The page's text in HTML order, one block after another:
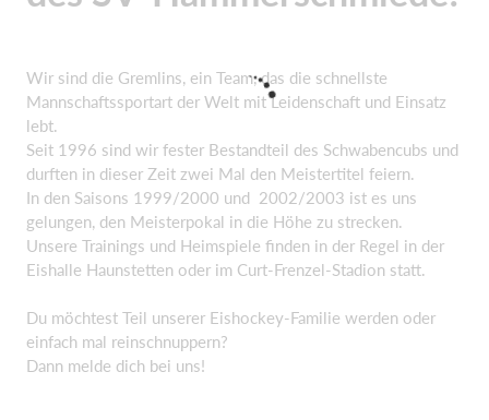
Wir sind die Gremlins, ein Team, das die schnellste
Mannschaftssportart der Welt mit Leidenschaft und Einsatz
lebt.
Seit 1996 sind wir fester Bestandteil des Schwabencubs und
durften in dieser Zeit zwei Mal den Meistertitel feiern.
In den Saisons 1999/2000 und 2002/2003 ist es uns
gelungen, den Meisterpokal in die Höhe zu strecken.
Unsere Trainings und Heimspiele finden in der Regel in der
Eishalle Haunstetten oder im Curt-Frenzel-Stadion statt.
Du möchtest Teil unserer Eishockey-Familie werden oder
einfach mal reinschnuppern?
Dann melde dich bei uns!